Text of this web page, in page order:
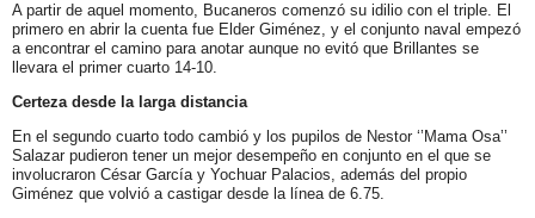
A partir de aquel momento, Bucaneros comenzó su idilio con el triple. El
primero en abrir la cuenta fue Elder Giménez, y el conjunto naval empezó
a encontrar el camino para anotar aunque no evitó que Brillantes se
llevara el primer cuarto 14-10.
Certeza desde la larga distancia
En el segundo cuarto todo cambió y los pupilos de Nestor ‘’Mama Osa’’
Salazar pudieron tener un mejor desempeño en conjunto en el que se
involucraron César García y Yochuar Palacios, además del propio
Giménez que volvió a castigar desde la línea de 6.75.